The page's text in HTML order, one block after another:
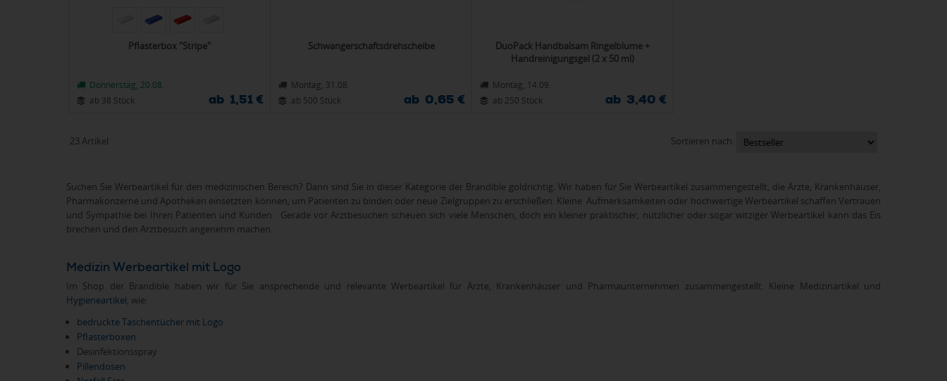
Pflasterbox "Stripe"
Donnerstag, 20.08.
ab 38 Stück
ab 1,51 €
Schwangerschaftsdrehscheibe
Montag, 31.08.
ab 500 Stück
ab 0,65 €
DuoPack Handbalsam Ringelblume +
Handreinigungsgel (2 x 50 ml)
Montag, 14.09.
ab 250 Stück
ab 3,40 €
23 Artikel Sortieren nach:
Suchen Sie Werbeartikel für den medizinischen Bereich? Dann sind Sie in dieser Kategorie der Brandible goldrichtig. Wir haben für Sie Werbeartikel zusammengestellt, die Ärzte, Krankenhäuser,
Pharmakonzerne und Apotheken einsetzten können, um Patienten zu binden oder neue Zielgruppen zu erschließen. Kleine Aufmerksamkeiten oder hochwertige Werbeartikel schaffen Vertrauen
und Sympathie bei Ihren Patienten und Kunden. Gerade vor Arztbesuchen scheuen sich viele Menschen, doch ein kleiner praktischer, nützlicher oder sogar witziger Werbeartikel kann das Eis
brechen und den Arztbesuch angenehm machen.
Medizin Werbeartikel mit Logo
Im Shop der Brandible haben wir für Sie ansprechende und relevante Werbeartikel für Ärzte, Krankenhäuser und Pharmaunternehmen zusammengestellt. Kleine Medizinartikel und
Hygieneartikel, wie:
bedruckte Taschentücher mit Logo
Pflasterboxen
Desinfektionsspray
Pillendosen